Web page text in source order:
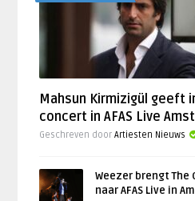
Mahsun Kirmizigül geeft
concert in AFAS Live
Geschreven doorArtiesten Nieuws
Weezer brengt The
naar AFAS Live in